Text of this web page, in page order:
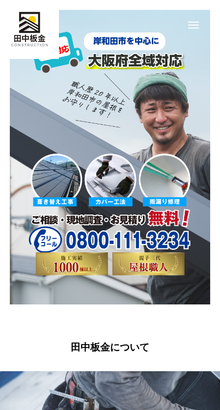
田中板金について
HOME メール受付
LINE受付 電話受付
施工メニュー
施工実績
会社概要
お問い合わせ